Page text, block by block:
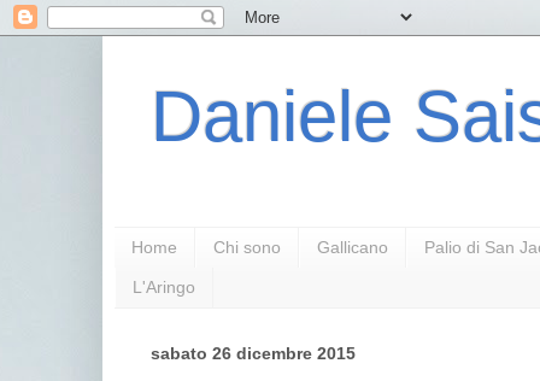
Daniele
Home Chi sono Gallicano Palio di San
L'Aringo
sabato 26 dicembre 2015